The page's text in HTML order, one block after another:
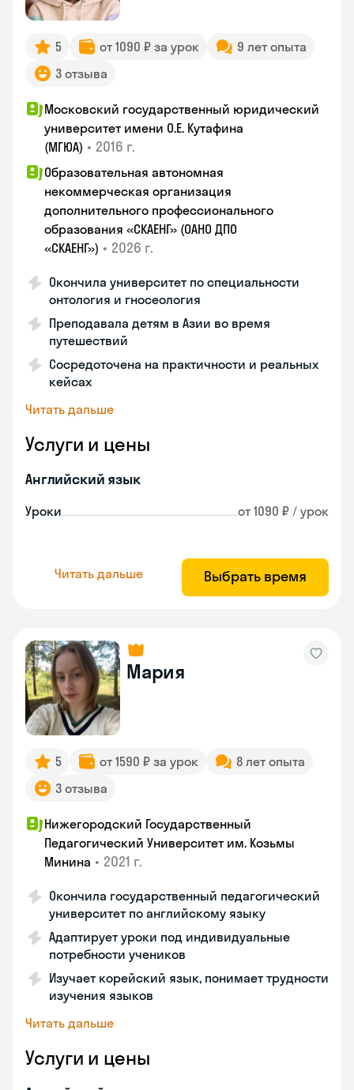
5 от 1090 ₽ за урок
9 лет опыта
3 отзыва
Московский государственный юридический
университет имени О.Е. Кутафина
(МГЮА) • 2016 г.
Образовательная автономная
некоммерческая организация
дополнительного профессионального
образования «СКАЕНГ» (ОАНО ДПО
«СКАЕНГ») • 2026 г.
Окончила университет по специальности
онтология и гносеология
Преподавала детям в Азии во время
путешествий
Сосредоточена на практичности и реальных
кейсах
Читать дальше
Услуги и цены
Английский язык
Уроки от 1090 ₽ / урок
Читать дальше Выбрать время
Мария
5 от 1590 ₽ за урок
8 лет опыта
3 отзыва
Нижегородский Государственный
Педагогический Университет им. Козьмы
Минина • 2021 г.
Окончила государственный педагогический
университет по английскому языку
Адаптирует уроки под индивидуальные
потребности учеников
Изучает корейский язык, понимает трудности
изучения языков
Читать дальше
Услуги и цены